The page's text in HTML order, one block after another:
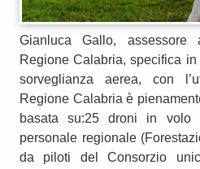
Gianluca Gallo, assessore
Regione Calabria, specifica
sorveglianza aerea, con
Regione Calabria è
basata su:25 droni in volo
personale regionale
da piloti del Consorzio